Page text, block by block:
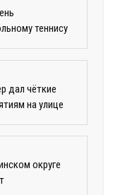
теннису
дал чёткие
на улице
округе